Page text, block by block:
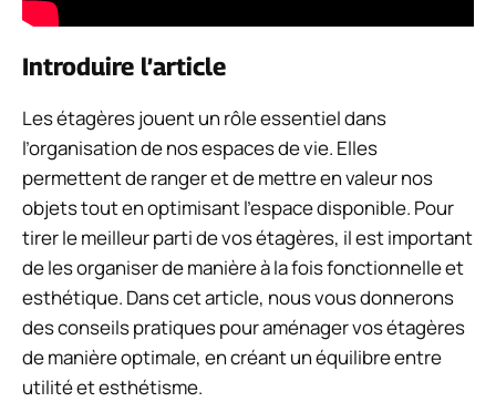
Introduire l’article
Les étagères jouent un rôle essentiel dans
l’organisation de nos espaces de vie. Elles
permettent de ranger et de mettre en valeur nos
objets tout en optimisant l’espace disponible. Pour
tirer le meilleur parti de vos étagères, il est important
de les organiser de manière à la fois fonctionnelle et
esthétique. Dans cet article, nous vous donnerons
des conseils pratiques pour aménager vos étagères
de manière optimale, en créant un équilibre entre
utilité et esthétisme.